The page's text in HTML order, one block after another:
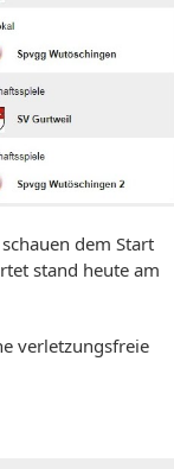
dem Start
stand heute am
verletzungsfreie